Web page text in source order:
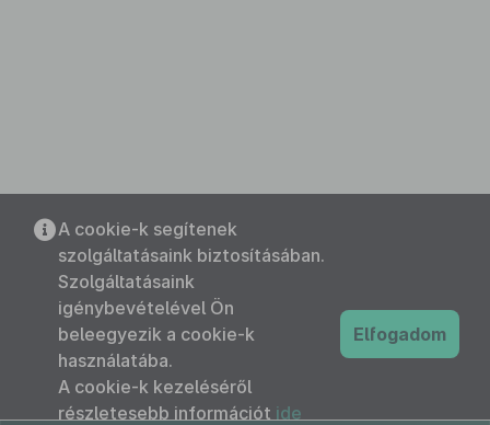
A cookie-k segítenek
szolgáltatásaink biztosításában.
Szolgáltatásaink
igénybevételével Ön
beleegyezik a cookie-k
használatába.
A cookie-k kezeléséről
részletesebb információt ide
Elfogadom